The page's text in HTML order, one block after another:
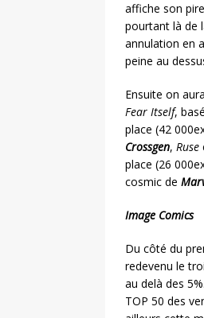
affiche son
pourtant là de
annulation en
peine au
Ensuite on
Fear Itself,
place (42
Crossgen, Ruse
place (26
cosmic de
Image Comics
Du côté du
redevenu le
au delà des
TOP 50 des